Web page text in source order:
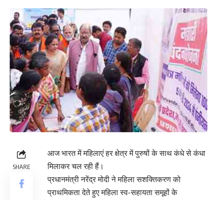
SHARE
आज भारत में महिलाएं हर क्षेत्र में पुरुषों के साथ कंधे से कंधा
मिलाकर चल रही हैं।
प्रधानमंत्री नरेंद्र मोदी ने महिला सशक्तिकरण को
प्राथमिकता देते हुए महिला स्व-सहायता समूहों के